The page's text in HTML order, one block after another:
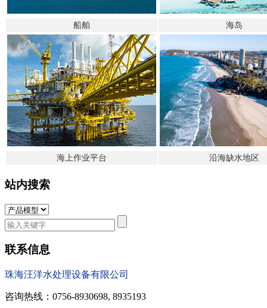
船舶 海岛
海上作业平台 沿海缺水地 区
站内搜索
联系信息
珠海汪洋水处理设备有限公司
咨询热线：0756-8930698, 8935193